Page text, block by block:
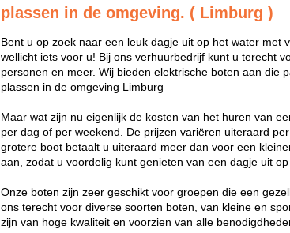
plassen in de omgeving. ( Limburg )
Bent u op zoek naar een leuk dagje uit op het water met
wellicht iets voor u! Bij ons verhuurbedrijf kunt u terecht
personen en meer. Wij bieden elektrische boten aan die
plassen in de omgeving Limburg
Maar wat zijn nu eigenlijk de kosten van het huren van
per dag of per weekend. De prijzen variëren uiteraard
grotere boot betaalt u uiteraard meer dan voor een
aan, zodat u voordelig kunt genieten van een dagje uit op
Onze boten zijn zeer geschikt voor groepen die een
ons terecht voor diverse soorten boten, van kleine en
zijn van hoge kwaliteit en voorzien van alle